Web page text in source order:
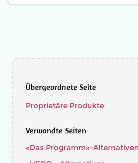
Übergeordnete Seite
Proprietäre Produkte
Verwandte Seiten
«Das Programm»-Alternativen